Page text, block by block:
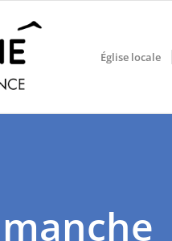
Église locale